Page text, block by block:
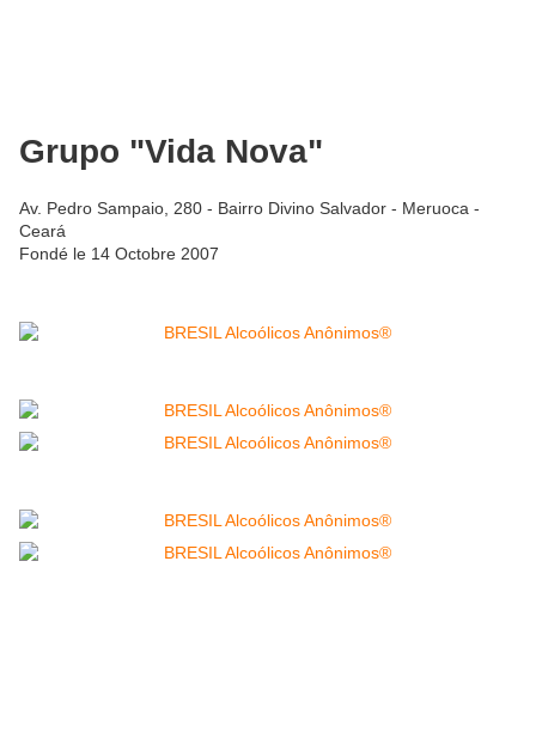
Grupo "Vida Nova"
Av. Pedro Sampaio, 280 - Bairro Divino Salvador - Meruoca -
Ceará
Fondé le 14 Octobre 2007